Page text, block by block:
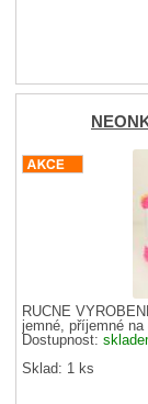
RUČNĚ
jemné, příjemné
Dostupnost:
Sklad: 1 ks